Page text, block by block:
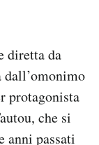
diretta da
dall’omonimo
protagonista
che si
anni passati